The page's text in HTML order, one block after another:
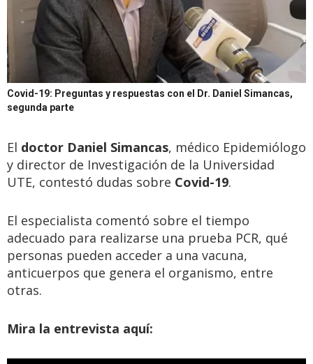
Covid-19: Preguntas y respuestas con el Dr. Daniel Simancas,
segunda parte
El doctor Daniel Simancas, médico Epidemiólogo
y director de Investigación de la Universidad
UTE, contestó dudas sobre Covid-19.
El especialista comentó sobre el tiempo
adecuado para realizarse una prueba PCR, qué
personas pueden acceder a una vacuna,
anticuerpos que genera el organismo, entre
otras.
Mira la entrevista aquí: